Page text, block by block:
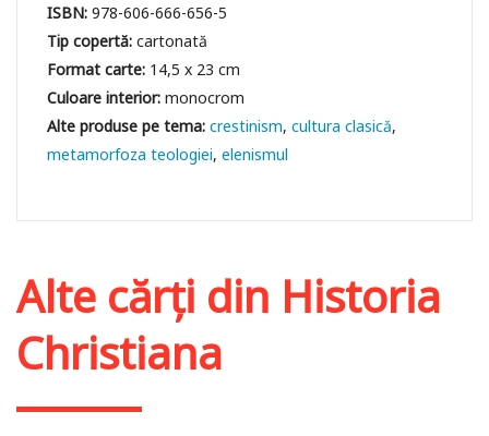
ISBN:978-606-666-656-5
Tip copertă:cartonată
Format carte: 14,5 x 23 cm
Culoare interior:monocrom
crestinism cultura clasică
metamorfoza teologiei elenismul
Alte cărți din Historia
Christiana